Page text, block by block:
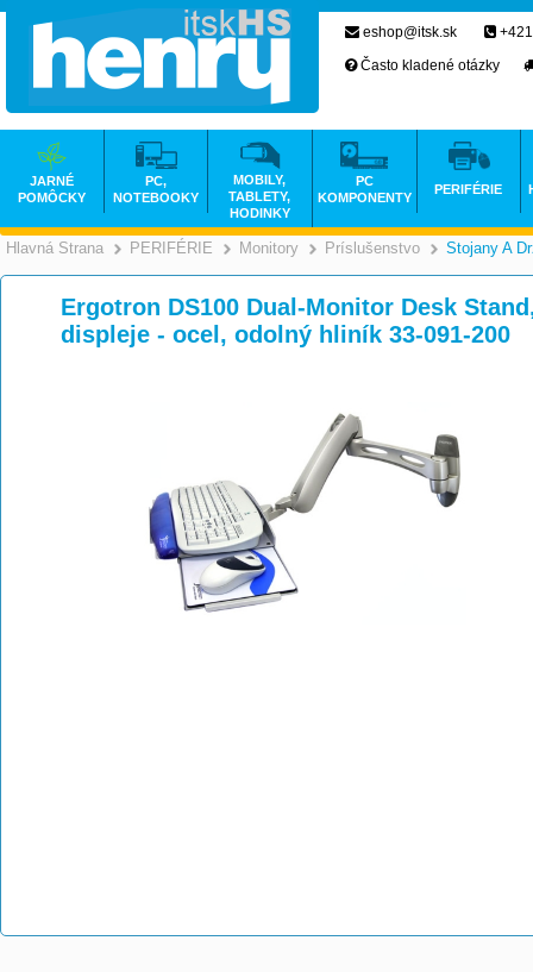
Hlavná Strana >
PERIFÉRIE >
Monitory >
Príslušenstvo Stojany A
Ergotron DS100 Dual-Monitor Desk
displeje - ocel, odolný hliník 33-091-200
eshop@itsk.sk
Často kladené otázky
JARNÉ
POMÔCKY
PC,
NOTEBOOKY
MOBILY,
TABLETY,
HODINKY
PC
KOMPONENTY
PERIFÉRIE